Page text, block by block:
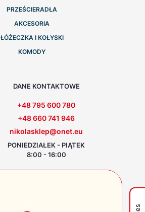
PRZEŚCIERADŁA
AKCESORIA
ŁÓŻECZKA I KOŁYSKI
KOMODY
DANE KONTAKTOWE
+48 795 600 780
+48 660 741 946
nikolasklep@onet.eu
PONIEDZIAŁEK - PIĄTEK
8:00 - 16:00